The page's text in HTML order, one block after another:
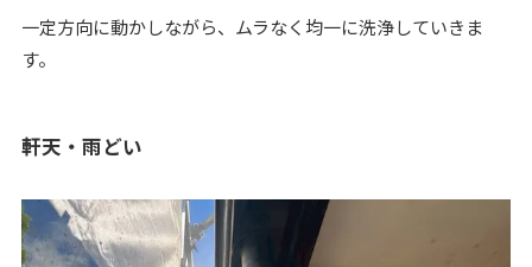
一定方向に動かしながら、ムラなく均一に洗浄していきま
す。
軒天・雨どい